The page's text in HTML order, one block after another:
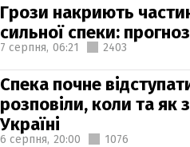
Грози накриють
сильної спеки:
7 серпня, 06:21 2403
Спека почне
розповіли, коли та як
Україні
6 серпня, 20:00 1076